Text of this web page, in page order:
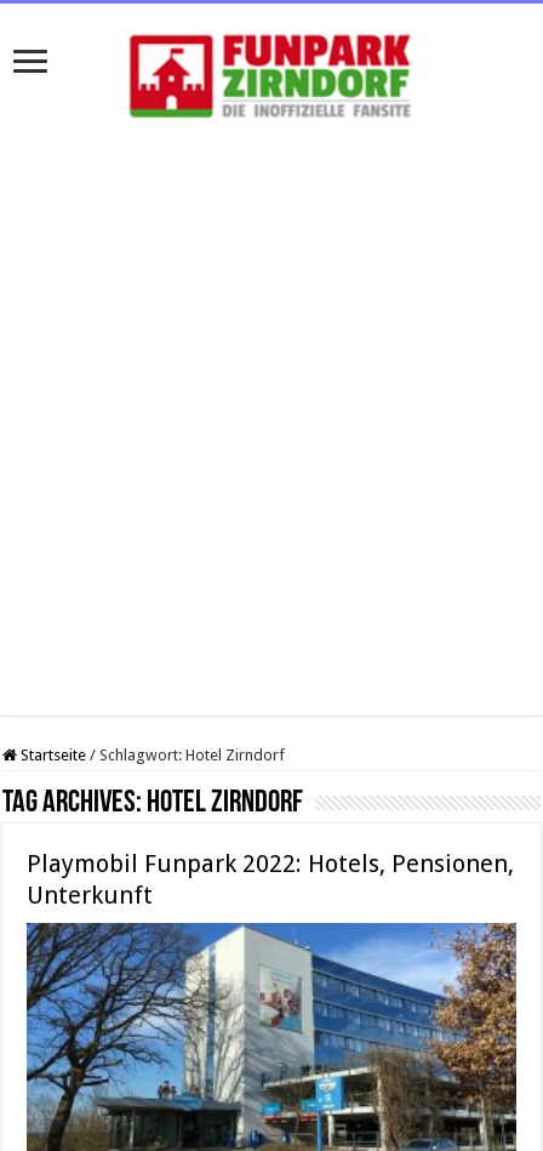
Startseite / Schlagwort:Hotel Zirndorf
Tag Archives: Hotel Zirndorf
Playmobil Funpark 2022: Hotels, Pensionen,
Unterkunft